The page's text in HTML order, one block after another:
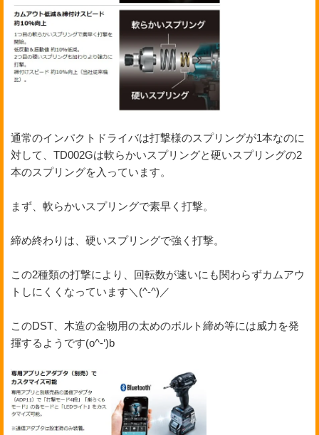
通常のインパクトドライバは打撃様のスプリングが1本なのに
対して、TD002Gは軟らかいスプリングと硬いスプリングの2
本のスプリングを入っています。
まず、軟らかいスプリングで素早く打撃。
締め終わりは、硬いスプリングで強く打撃。
この2種類の打撃により、回転数が速いにも関わらずカムアウ
トしにくくなっています＼(^-^)／
このDST、木造の金物用の太めのボルト締め等には威力を発
揮するようです(o^-‘)b